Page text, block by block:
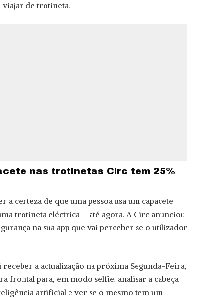
viajar de trotineta.
nas trotinetas Circ tem 25%
a certeza de que uma pessoa usa um capacete
trotineta eléctrica – até agora. A Circ anunciou
na sua app que vai perceber se o utilizador
receber a actualização na próxima Segunda-Feira,
frontal para, em modo selfie, analisar a cabeça
artificial e ver se o mesmo tem um